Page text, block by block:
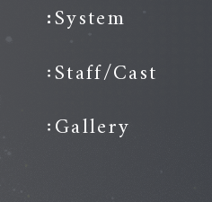
System
Staff/Cast
Gallery